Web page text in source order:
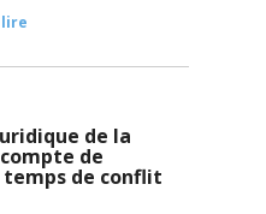
de la
de
temps de conflit